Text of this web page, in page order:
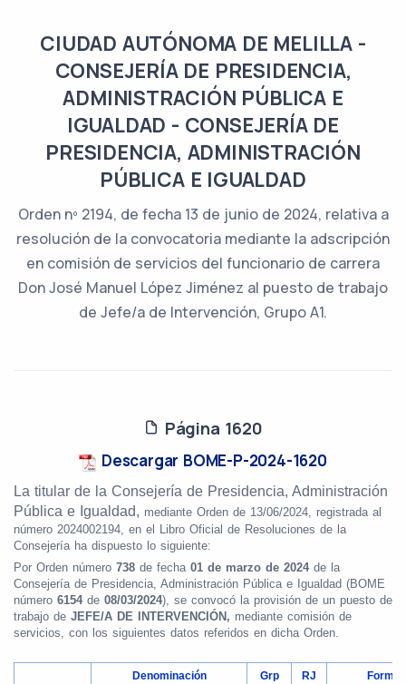
CIUDAD AUTÓNOMA DE MELILLA -
CONSEJERÍA DE PRESIDENCIA,
ADMINISTRACIÓN PÚBLICA E
IGUALDAD - CONSEJERÍA DE
PRESIDENCIA, ADMINISTRACIÓN
PÚBLICA E IGUALDAD
Orden nº 2194, de fecha 13 de junio de 2024, relativa a
resolución de la convocatoria mediante la adscripción
en comisión de servicios del funcionario de carrera
Don José Manuel López Jiménez al puesto de trabajo
de Jefe/a de Intervención, Grupo A1.
Página 1620
Descargar BOME-P-2024-1620
La titular de la Consejería de Presidencia, Administración
Pública e Igualdad, mediante Orden de 13/06/2024, registrada al
número 2024002194, en el Libro Oficial de Resoluciones de la
Consejería ha dispuesto lo siguiente:
Por Orden número 738 de fecha 01 de marzo de 2024de la
Consejería de Presidencia, Administración Pública e Igualdad (BOME
número 6154 de 08/03/2024), se convocó la provisión de un puesto de
trabajo de JEFE/A DE INTERVENCIÓN, mediante comisión de
servicios, con los siguientes datos referidos en dicha Orden.
Denominación Grp RJ